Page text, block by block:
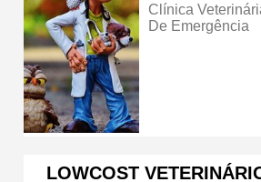
Clínica
De Emergência
LOWCOST